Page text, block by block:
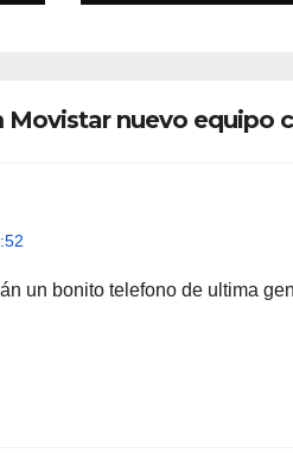
Movistar nuevo equipo
un bonito telefono de ultima